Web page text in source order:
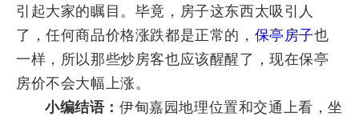
引起大家的瞩目。毕竟，房子这东西太吸引人
了，任何商品价格涨跌都是正常的， 保亭房子也
一样，所以那些炒房客也应该醒醒了，现在保亭
房价不会大幅上涨。
小编结语： 伊甸嘉园地理位置和交通上看，坐